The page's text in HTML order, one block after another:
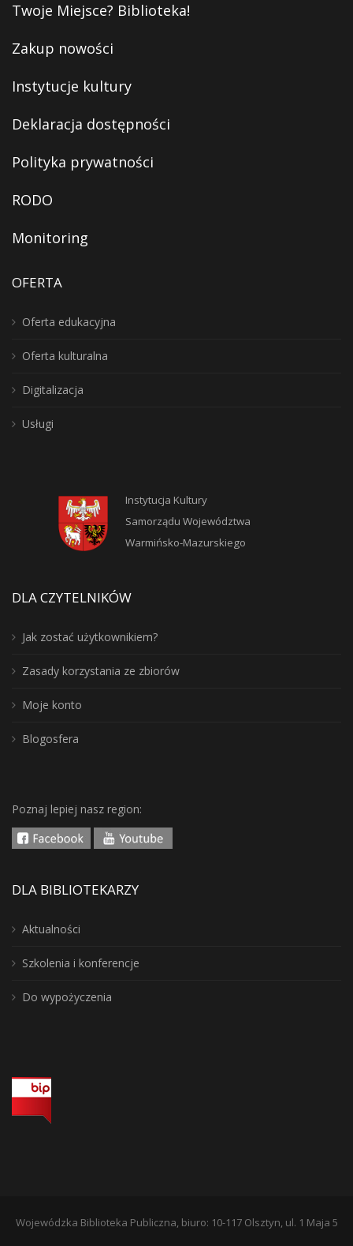
Twoje Miejsce? Biblioteka!
Zakup nowości
Instytucje kultury
Deklaracja dostępności
Polityka prywatności
RODO
Monitoring
OFERTA
Oferta edukacyjna
Oferta kulturalna
Digitalizacja
Usługi
Instytucja Kultury
Samorządu Województwa
Warmińsko-Mazurskiego
DLA CZYTELNIKÓW
Jak zostać użytkownikiem?
Zasady korzystania ze zbiorów
Moje konto
Blogosfera
Poznaj lepiej nasz region:
DLA BIBLIOTEKARZY
Aktualności
Szkolenia i konferencje
Do wypożyczenia
Wojewódzka Biblioteka Publiczna, biuro: 10-117 Olsztyn, ul. 1 Maja 5